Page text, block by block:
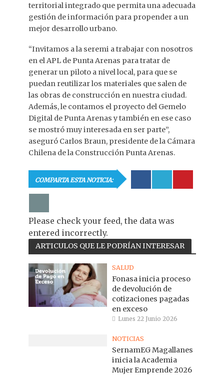
territorial integrado que permita una adecuada
gestión de información para propender a un
mejor desarrollo urbano.
“Invitamos a la seremi a trabajar con nosotros
en el APL de Punta Arenas para tratar de
generar un piloto a nivel local, para que se
puedan reutilizar los materiales que salen de
las obras de construcción en nuestra ciudad.
Además, le contamos el proyecto del Gemelo
Digital de Punta Arenas y también en ese caso
se mostró muy interesada en ser parte”,
aseguró Carlos Braun, presidente de la Cámara
Chilena de la Construcción Punta Arenas.
COMPARTA ESTA NOTICIA:
Please check your feed, the data was
entered incorrectly.
ARTICULOS QUE LE PODRÍAN INTERESAR
SALUD
Fonasa inicia proceso
de devolución de
cotizaciones pagadas
en exceso
Lunes 22 Junio 2026
NOTICIAS
SernamEG Magallanes
inicia la Academia
Mujer Emprende 2026